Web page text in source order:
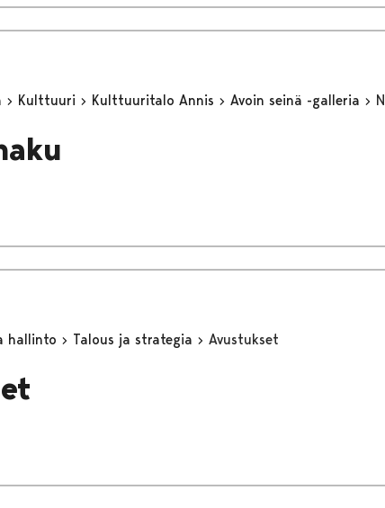
Kulttuuri Kulttuuritalo Annis Avoin seinä -galleria
hallinto Talous ja strategia Avustukset